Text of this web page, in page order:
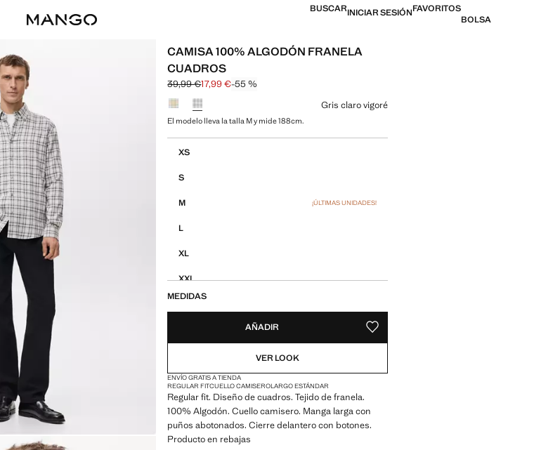
BUSCARINICIAR SESIÓNFAVORITOS
BOLSA
CAMISA 100% ALGODÓN FRANELA
CUADROS
Precio inicial tachado [39,99 € ]
39,99 €
Precio actual [17,99 € ]
17,99 €-55 %
Selecciona un color
Gris claro vigoré
El modelo lleva la talla M y mide 188cm.
XS
S
M ¡ÚLTIMAS UNIDADES!
L
XL
XXL
MEDIDAS
AÑADIR GUARDAR COMO FAVORITO
VER LOOK
ENVÍO GRATIS A TIENDA
REGULAR FITCUELLO CAMISEROLARGO ESTÁNDAR
Regular fit. Diseño de cuadros. Tejido de franela.
100% Algodón. Cuello camisero. Manga larga con
puños abotonados. Cierre delantero con botones.
Producto en rebajas